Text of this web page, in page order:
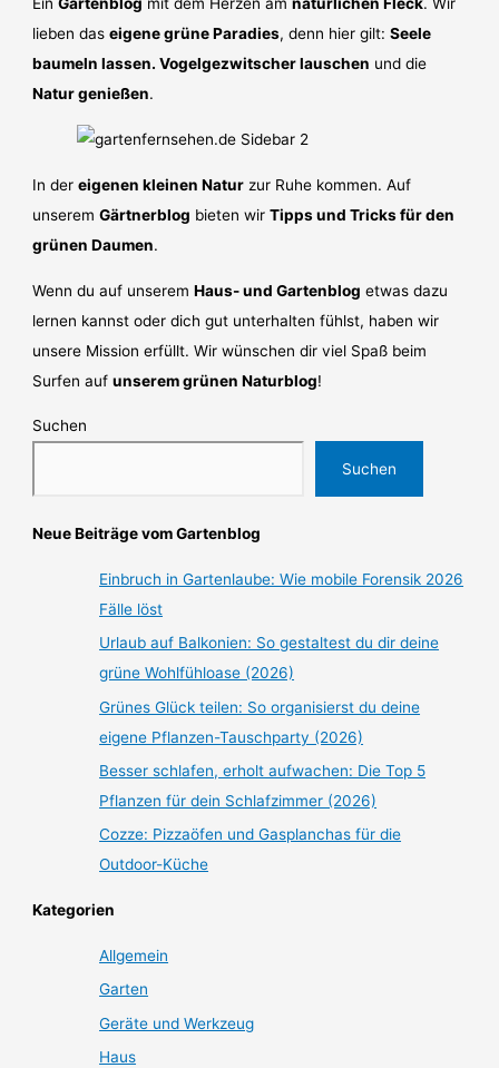
EinGartenblog mit dem Herzen amnatürlichen Fleck. Wir
lieben daseigene grüne Paradies, denn hier gilt:Seele
baumeln lassen. Vogelgezwitscher lauschen und die
Natur genießen.
In dereigenen kleinen Natur zur Ruhe kommen. Auf
unseremGärtnerblog bieten wirTipps und Tricks für den
grünen Daumen.
Wenn du auf unseremHaus- und Gartenblog etwas dazu
lernen kannst oder dich gut unterhalten fühlst, haben wir
unsere Mission erfüllt. Wir wünschen dir viel Spaß beim
Surfen aufunserem grünen Naturblog!
Suchen
Suchen
Neue Beiträge vom Gartenblog
Einbruch in Gartenlaube: Wie mobile Forensik 2026
Fälle löst
Urlaub auf Balkonien: So gestaltest du dir deine
grüne Wohlfühloase (2026)
Grünes Glück teilen: So organisierst du deine
eigene Pflanzen-Tauschparty (2026)
Besser schlafen, erholt aufwachen: Die Top 5
Pflanzen für dein Schlafzimmer (2026)
Cozze: Pizzaöfen und Gasplanchas für die
Outdoor-Küche
Kategorien
Allgemein
Garten
Geräte und Werkzeug
Haus